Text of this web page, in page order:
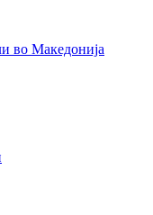
во Македонија